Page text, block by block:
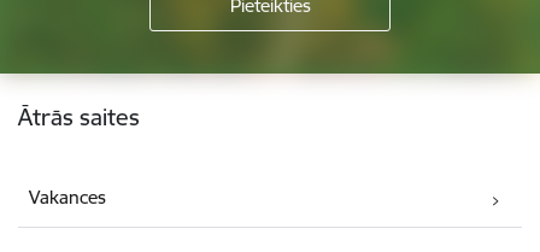
Kājene
Ātrās saites
Vakances